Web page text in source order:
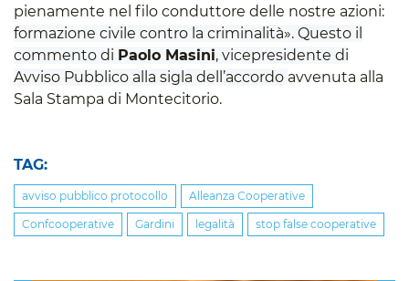
pienamente nel filo conduttore delle nostre azioni:
formazione civile contro la criminalità». Questo il
commento di Paolo Masini, vicepresidente di
Avviso Pubblico alla sigla dell’accordo avvenuta alla
Sala Stampa di Montecitorio.
TAG:
avviso pubblico protocollo Alleanza Cooperative
Confcooperative Gardini legalità stop false cooperative